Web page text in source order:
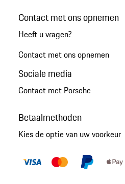
Contact met ons opnemen
Heeft u vragen?
Contact met ons opnemen
Sociale media
Contact met Porsche
Betaalmethoden
Kies de optie van uw voorkeur